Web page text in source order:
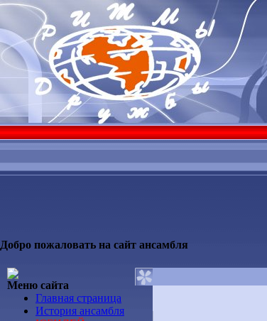
Добро пожаловать на сайт ансамбля
Меню сайта
Главная страница
История ансамбля